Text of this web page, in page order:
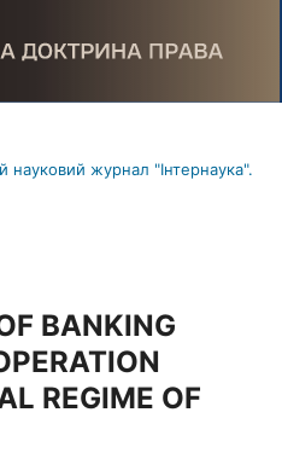
журнал "Інтернаука".
BANKING
REGIME OF